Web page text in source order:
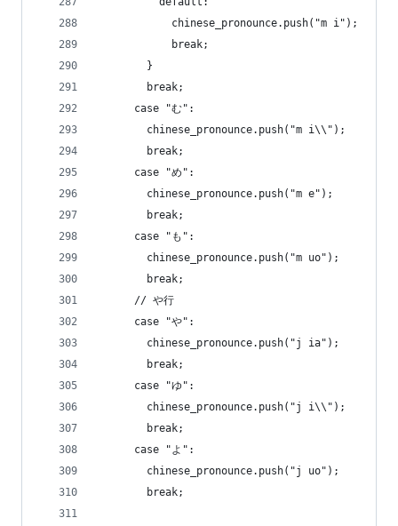
            chinese_pronounce.push("m i");
            break;
        }
        break;
      case "む":
        chinese_pronounce.push("m i\\");
        break;
      case "め":
        chinese_pronounce.push("m e");
        break;
      case "も":
        chinese_pronounce.push("m uo");
        break;
      // や行
      case "や":
        chinese_pronounce.push("j ia");
        break;
      case "ゆ":
        chinese_pronounce.push("j i\\");
        break;
      case "よ":
        chinese_pronounce.push("j uo");
        break;